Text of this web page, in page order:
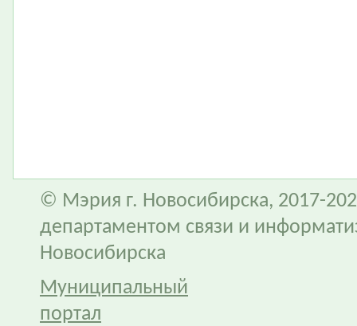
© Мэрия г. Новосибирска, 2017-
департаментом связи и
Новосибирска
Муниципальный
портал